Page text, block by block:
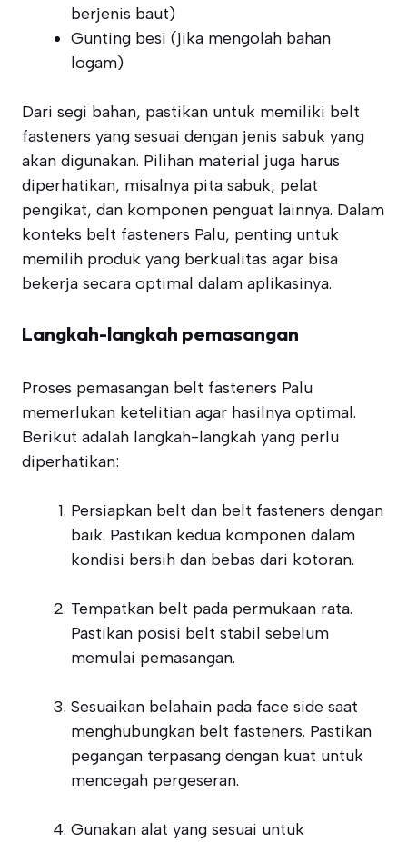
berjenis baut)
Gunting besi (jika mengolah bahan
logam)
Dari segi bahan, pastikan untuk memiliki belt
fasteners yang sesuai dengan jenis sabuk yang
akan digunakan. Pilihan material juga harus
diperhatikan, misalnya pita sabuk, pelat
pengikat, dan komponen penguat lainnya. Dalam
konteks belt fasteners Palu, penting untuk
memilih produk yang berkualitas agar bisa
bekerja secara optimal dalam aplikasinya.
Langkah-langkah pemasangan
Proses pemasangan belt fasteners Palu
memerlukan ketelitian agar hasilnya optimal.
Berikut adalah langkah-langkah yang perlu
diperhatikan:
Persiapkan belt dan belt fasteners dengan
baik. Pastikan kedua komponen dalam
kondisi bersih dan bebas dari kotoran.
Tempatkan belt pada permukaan rata.
Pastikan posisi belt stabil sebelum
memulai pemasangan.
Sesuaikan belahain pada face side saat
menghubungkan belt fasteners. Pastikan
pegangan terpasang dengan kuat untuk
mencegah pergeseran.
Gunakan alat yang sesuai untuk